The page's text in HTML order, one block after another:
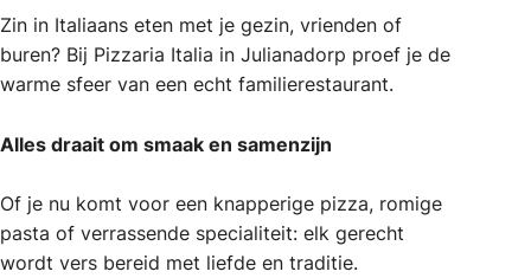
Zin in Italiaans eten met je gezin, vrienden of
buren? Bij Pizzaria Italia in Julianadorp proef je de
warme sfeer van een echt familierestaurant.
Alles draait om smaak en samenzijn
Of je nu komt voor een knapperige pizza, romige
pasta of verrassende specialiteit: elk gerecht
wordt vers bereid met liefde en traditie.